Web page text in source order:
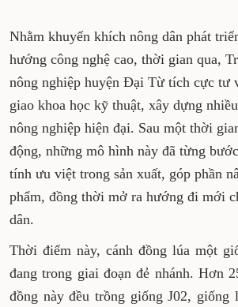
Nhằm khuyến khích nông dân phát
hướng công nghệ cao, thời gian qua,
nông nghiệp huyện Đại Từ tích cực tư
giao khoa học kỹ thuật, xây dựng
nông nghiệp hiện đại. Sau một thời
động, những mô hình này đã từng
tính ưu việt trong sản xuất, góp phần
phẩm, đồng thời mở ra hướng đi mới
dân.
Thời điểm này, cánh đồng lúa một
đang trong giai đoạn đẻ nhánh. Hơn
đồng này đều trồng giống J02, giống